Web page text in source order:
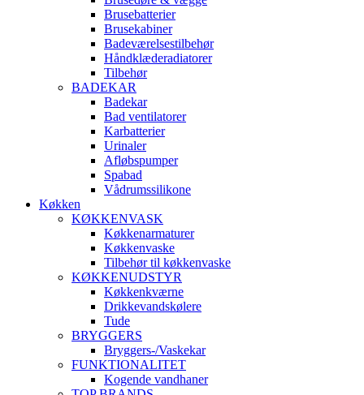
Brusebatterier
Brusekabiner
Badeværelsestilbehør
Håndklæderadiatorer
Tilbehør
BADEKAR
Badekar
Bad ventilatorer
Karbatterier
Urinaler
Afløbspumper
Spabad
Vådrumssilikone
Køkken
KØKKENVASK
Køkkenarmaturer
Køkkenvaske
Tilbehør til køkkenvaske
KØKKENUDSTYR
Køkkenkværne
Drikkevandskølere
Tude
BRYGGERS
Bryggers-/Vaskekar
FUNKTIONALITET
Kogende vandhaner